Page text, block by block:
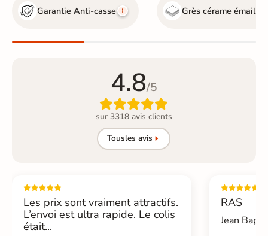
Garantie Anti-casse Grès cérame émaillé
4.8/5

sur 3318 avis clients
Tousles avis
Les prix sont vraiment attractifs.
L’envoi est ultra rapide. Le colis
était...
RAS
Jean